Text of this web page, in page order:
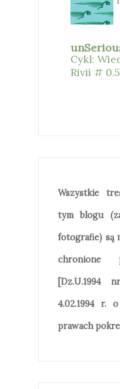
Cykl:
Rivii #
Wszystkie
tym blogu
fotografie) są
chronione
[Dz.U.1994
4.02.1994 r.
prawach